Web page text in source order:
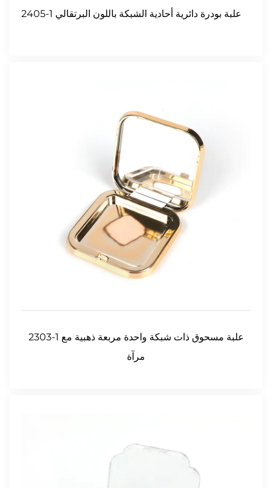
2405-1 علبة بودرة دائرية أحادية الشبكة باللون البرتقالي
2303-1 علبة مسحوق ذات شبكة واحدة مربعة ذهبية مع
مرآة